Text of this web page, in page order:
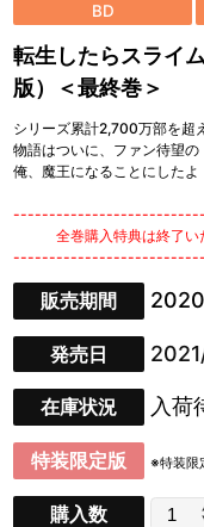
BD
転生したらスラ
版）＜最終巻＞
シリーズ累計2,700万部を超
物語はついに、ファン待望
俺、魔王になることにしたよ
全巻購入特典は終了いた
販売期間
発売日
在庫状況 入荷
特装限定版 ※特装限
購入数